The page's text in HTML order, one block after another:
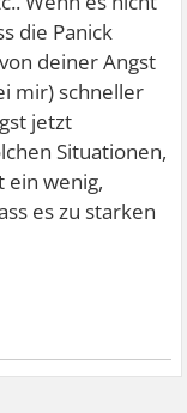
die Panick
deiner Angst
mir) schneller
jetzt
Situationen,
ein wenig,
es zu starken